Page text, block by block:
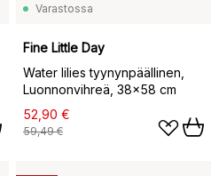
Varastossa
Fine Little Day
Water lilies tyynynpäällinen,
Luonnonvihreä, 38x58 cm
52,90 €
59,49 €